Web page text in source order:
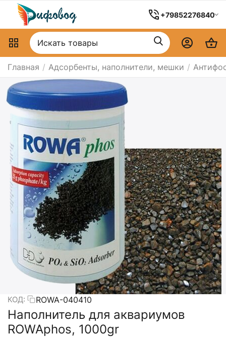
+79852276840
Главная / Адсорбенты, наполнители, мешки /
КОД: ROWA-040410
Наполнитель для аквариумов
ROWAphos, 1000gr